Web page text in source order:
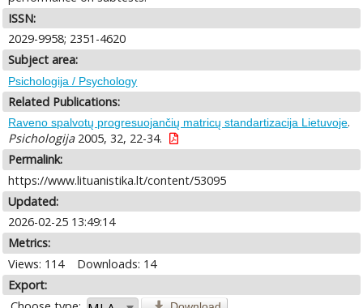
ISSN:
2029-9958; 2351-4620
Subject area:
Psichologija / Psychology
Related Publications:
Raveno spalvotų progresuojančių matricų standartizacija Lietuvoje.
Psichologija2005, 32, 22-34.
Permalink:
https://www.lituanistika.lt/content/53095
Updated:
2026-02-25 13:49:14
Metrics:
Views: 114
Downloads: 14
Export: